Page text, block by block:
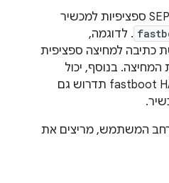
מוסיפים הרשאות SEPolicy ספציפיות למכשיר
. לדוגמה,
כתיבה למחיצה ספציפית
בנוסף, יכול
להיות שהטמעה של fastboot HAL תדרוש גם